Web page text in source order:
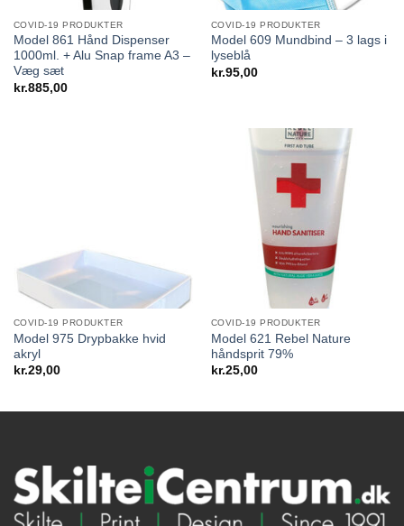
COVID-19 PRODUKTER
Model 861 Hånd Dispenser
1000ml. + Alu Snap frame A3 –
Væg sæt
kr.885,00
COVID-19 PRODUKTER
Model 609 Mundbind – 3 lags i
lyseblå
kr.95,00
COVID-19 PRODUKTER
Model 975 Drypbakke hvid
akryl
kr.29,00
COVID-19 PRODUKTER
Model 621 Rebel Nature
håndsprit 79%
kr.25,00